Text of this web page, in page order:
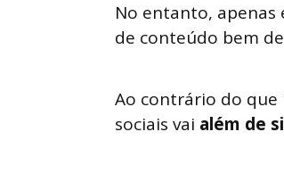
No entanto, apenas
de conteúdo bem
Ao contrário do
sociais vai além de